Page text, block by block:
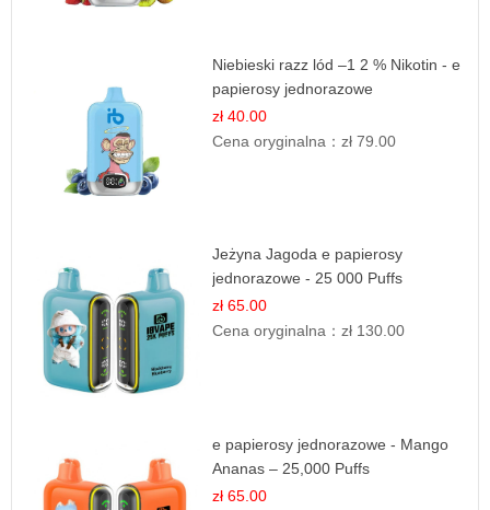
Niebieski razz lód –1 2 % Nikotin - e
papierosy jednorazowe
zł 40.00
Cena oryginalna：zł 79.00
Jeżyna Jagoda e papierosy
jednorazowe - 25 000 Puffs
zł 65.00
Cena oryginalna：zł 130.00
e papierosy jednorazowe - Mango
Ananas – 25,000 Puffs
zł 65.00